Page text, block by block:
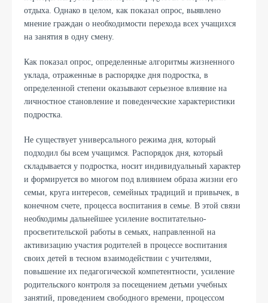
отдыха. Однако в целом, как показал опрос, выявлено
мнение граждан о необходимости перехода всех учащихся
на занятия в одну смену.
Как показал опрос, определенные алгоритмы жизненного
уклада, отраженные в распорядке дня подростка, в
определенной степени оказывают серьезное влияние на
личностное становление и поведенческие характеристики
подростка.
Не существует универсального режима дня, который
подходил бы всем учащимся. Распорядок дня, который
складывается у подростка, носит индивидуальный характер
и формируется во многом под влиянием образа жизни его
семьи, круга интересов, семейных традиций и привычек, в
конечном счете, процесса воспитания в семье. В этой связи
необходимы дальнейшее усиление воспитательно-
просветительской работы в семьях, направленной на
активизацию участия родителей в процессе воспитания
своих детей в тесном взаимодействии с учителями,
повышение их педагогической компетентности, усиление
родительского контроля за посещением детьми учебных
занятий, проведением свободного времени, процессом